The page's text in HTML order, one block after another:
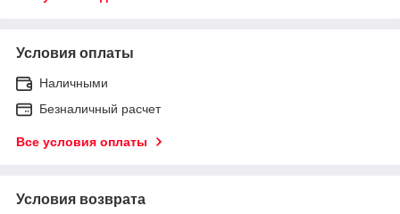
Условия оплаты
Наличными
Безналичный расчет
Все условия оплаты
Условия возврата